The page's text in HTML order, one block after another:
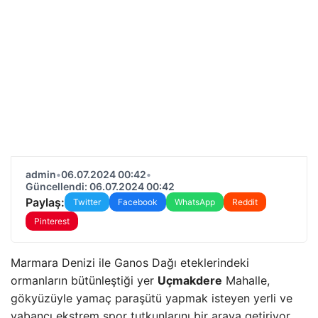
admin•06.07.2024 00:42•
Güncellendi: 06.07.2024 00:42
Paylaş: Twitter Facebook WhatsApp
Reddit
Pinterest
Marmara Denizi ile Ganos Dağı eteklerindeki
ormanların bütünleştiği yer Uçmakdere Mahalle,
gökyüzüyle yamaç paraşütü yapmak isteyen yerli ve